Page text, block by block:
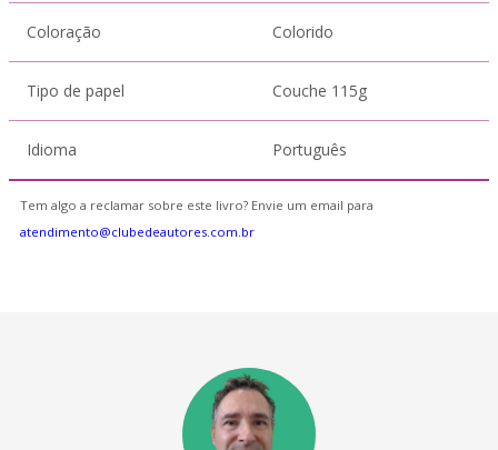
Coloração Colorido
Tipo de papel Couche 115g
Idioma Português
Tem algo a reclamar sobre este livro? Envie um email para
atendimento@clubedeautores.com.br